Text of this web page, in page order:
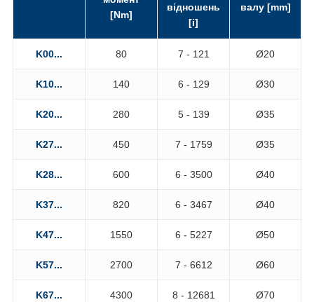
[Nm]
відношень
[i]
валу [mm]
K00... 80 7 - 121 Ø20
K10... 140 6 - 129 Ø30
K20... 280 5 - 139 Ø35
K27... 450 7 - 1759 Ø35
K28... 600 6 - 3500 Ø40
K37... 820 6 - 3467 Ø40
K47... 1550 6 - 5227 Ø50
K57... 2700 7 - 6612 Ø60
K67... 4300 8 - 12681 Ø70